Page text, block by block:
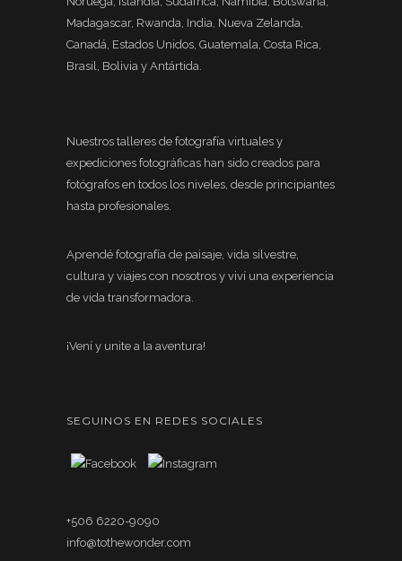
Madagascar, Rwanda, India, Nueva Zelanda,
Canadá, Estados Unidos, Guatemala, Costa Rica,
Brasil, Bolivia y Antártida.
Nuestros talleres de fotografía virtuales y
expediciones fotográficas han sido creados para
fotógrafos en todos los niveles, desde principiantes
hasta profesionales.
Aprendé fotografía de paisaje, vida silvestre,
cultura y viajes con nosotros y viví una experiencia
de vida transformadora.
¡Vení y unite a la aventura!
SEGUINOS EN REDES SOCIALES
+506 6220-9090
info@tothewonder.com